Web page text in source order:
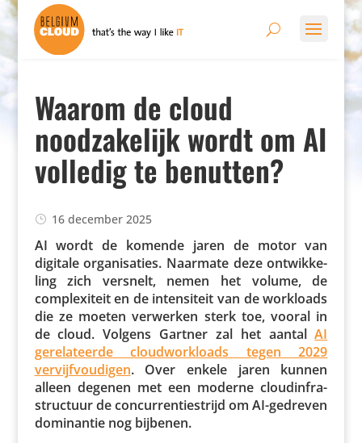
Waarom de cloud
noodzakelijk wordt om AI
volledig te benutten?
16 december 2025
AI wordt de komende jaren de motor van
digitale orga­ni­sa­ties. Naarmate deze ontwik­ke­
ling zich versnelt, nemen het volume, de
complexi­teit en de inten­si­teit van de workloads
die ze moeten verwerken sterk toe, vooral in
de cloud. Volgens Gartner zal het aantalAI
gere­la­teerde cloud­wor­kloads tegen 2029
vervijf­vou­digen. Over enkele jaren kunnen
alleen degenen met een moderne cloud­in­fra­
struc­tuur de concur­ren­tie­strijd om AI-gedreven
domi­nantie nog bijbenen.